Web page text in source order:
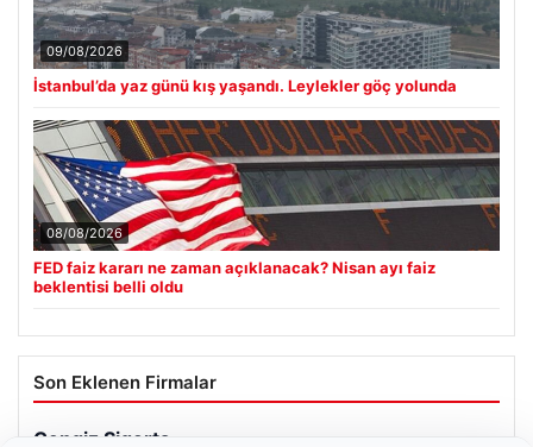
09/08/2026
İstanbul’da yaz günü kış yaşandı. Leylekler göç yolunda
08/08/2026
FED faiz kararı ne zaman açıklanacak? Nisan ayı faiz
beklentisi belli oldu
Son Eklenen Firmalar